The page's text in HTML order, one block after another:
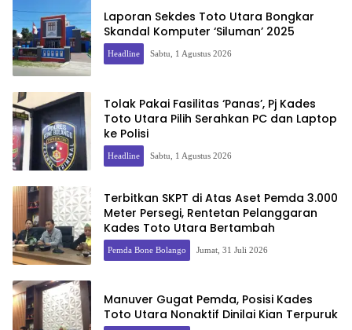
Laporan Sekdes Toto Utara Bongkar
Skandal Komputer ‘Siluman’ 2025
Headline Sabtu, 1 Agustus 2026
Tolak Pakai Fasilitas ‘Panas’, Pj Kades
Toto Utara Pilih Serahkan PC dan Laptop
ke Polisi
Headline Sabtu, 1 Agustus 2026
Terbitkan SKPT di Atas Aset Pemda 3.000
Meter Persegi, Rentetan Pelanggaran
Kades Toto Utara Bertambah
Pemda Bone Bolango Jumat, 31 Juli 2026
Manuver Gugat Pemda, Posisi Kades
Toto Utara Nonaktif Dinilai Kian Terpuruk